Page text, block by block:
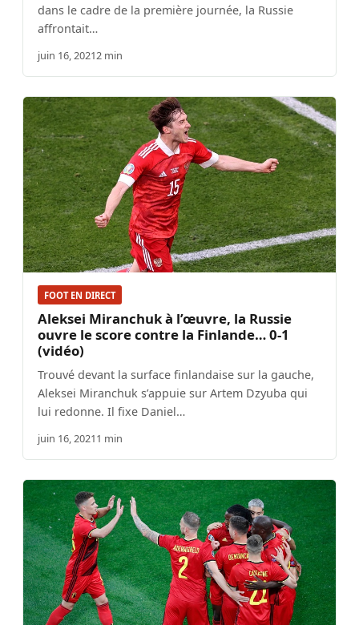
dans le cadre de la première journée, la Russie
affrontait…
juin 16, 20212 min
FOOT EN DIRECT
Aleksei Miranchuk à l’œuvre, la Russie
ouvre le score contre la Finlande… 0-1
(vidéo)
Trouvé devant la surface finlandaise sur la gauche,
Aleksei Miranchuk s’appuie sur Artem Dzyuba qui
lui redonne. Il fixe Daniel…
juin 16, 20211 min